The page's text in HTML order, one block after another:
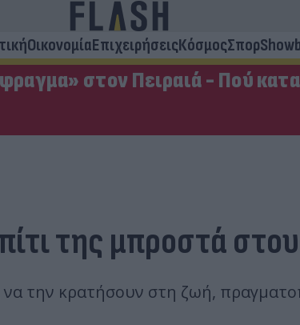
ΟικονομίαΕπιχειρήσειςΚόσμοςΣπορ
στον Πειραιά - Πού
της μπροστά
την κρατήσουν στη ζωή,